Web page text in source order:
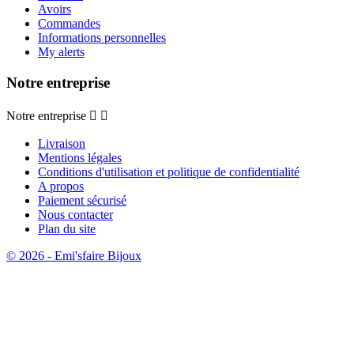
Avoirs
Commandes
Informations personnelles
My alerts
Notre entreprise
Notre entreprise  
Livraison
Mentions légales
Conditions d'utilisation et politique de confidentialité
A propos
Paiement sécurisé
Nous contacter
Plan du site
© 2026 - Emi'sfaire Bijoux